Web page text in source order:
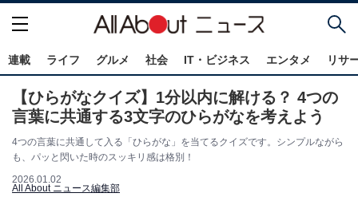
連載 ライフ グルメ 社会 IT・ビジネス エンタメ リサ
【ひらがなクイズ】1分以内に解ける？ 4つの
言葉に共通する3文字のひらがなを考えよう
4つの言葉に共通して入る「ひらがな」を当てるクイズです。シンプルながら
も、パッと閃いた時のスッキリ感は格別！
2026.01.02
All About ニュース編集部